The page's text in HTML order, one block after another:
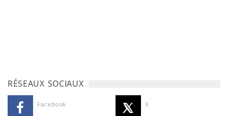
RÉSEAUX SOCIAUX
Facebook X